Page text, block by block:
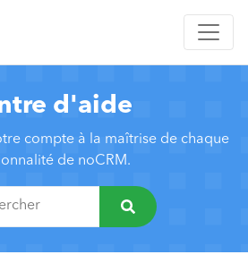
d'aide
compte à la maîtrise de chaque
de noCRM.